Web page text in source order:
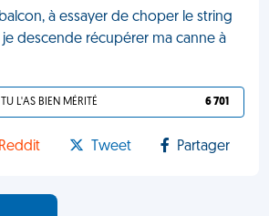
à essayer de choper le string
descende récupérer ma canne à
TU L'AS BIEN MÉRITÉ 6 701
Reddit Tweet Partager